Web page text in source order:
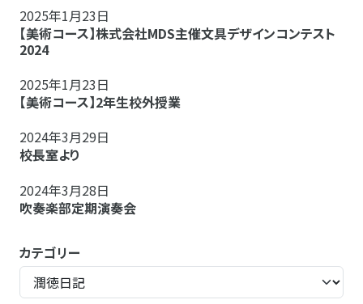
2025年1月23日
【美術コース】株式会社MDS主催文具デザインコンテスト
2024
2025年1月23日
【美術コース】2年生校外授業
2024年3月29日
校長室より
2024年3月28日
吹奏楽部定期演奏会
カテゴリー